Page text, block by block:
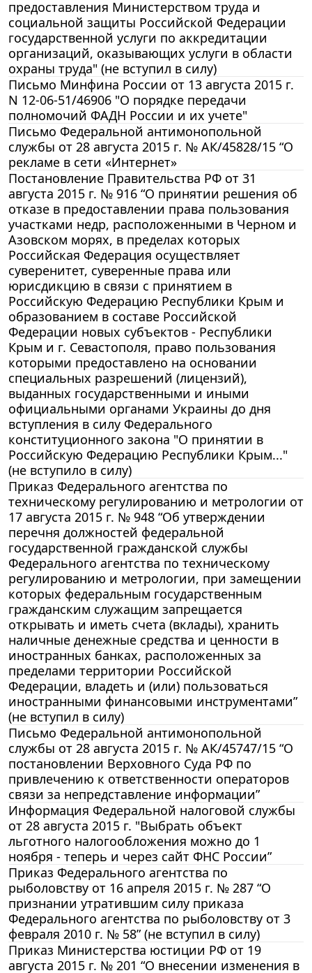
предоставления Министерством труда и
социальной защиты Российской Федерации
государственной услуги по аккредитации
организаций, оказывающих услуги в области
охраны труда" (не вступил в силу)
Письмо Минфина России от 13 августа 2015 г.
N 12-06-51/46906 "О порядке передачи
полномочий ФАДН России и их учете"
Письмо Федеральной антимонопольной
службы от 28 августа 2015 г. № АК/45828/15 “О
рекламе в сети «Интернет»
Постановление Правительства РФ от 31
августа 2015 г. № 916 “О принятии решения об
отказе в предоставлении права пользования
участками недр, расположенными в Черном и
Азовском морях, в пределах которых
Российская Федерация осуществляет
суверенитет, суверенные права или
юрисдикцию в связи с принятием в
Российскую Федерацию Республики Крым и
образованием в составе Российской
Федерации новых субъектов - Республики
Крым и г. Севастополя, право пользования
которыми предоставлено на основании
специальных разрешений (лицензий),
выданных государственными и иными
официальными органами Украины до дня
вступления в силу Федерального
конституционного закона "О принятии в
Российскую Федерацию Республики Крым..."
(не вступило в силу)
Приказ Федерального агентства по
техническому регулированию и метрологии от
17 августа 2015 г. № 948 “Об утверждении
перечня должностей федеральной
государственной гражданской службы
Федерального агентства по техническому
регулированию и метрологии, при замещении
которых федеральным государственным
гражданским служащим запрещается
открывать и иметь счета (вклады), хранить
наличные денежные средства и ценности в
иностранных банках, расположенных за
пределами территории Российской
Федерации, владеть и (или) пользоваться
иностранными финансовыми инструментами”
(не вступил в силу)
Письмо Федеральной антимонопольной
службы от 28 августа 2015 г. № АК/45747/15 “О
постановлении Верховного Суда РФ по
привлечению к ответственности операторов
связи за непредставление информации”
Информация Федеральной налоговой службы
от 28 августа 2015 г. "Выбрать объект
льготного налогообложения можно до 1
ноября - теперь и через сайт ФНС России”
Приказ Федерального агентства по
рыболовству от 16 апреля 2015 г. № 287 “О
признании утратившим силу приказа
Федерального агентства по рыболовству от 3
февраля 2010 г. № 58” (не вступил в силу)
Приказ Министерства юстиции РФ от 19
августа 2015 г. № 201 “О внесении изменения в